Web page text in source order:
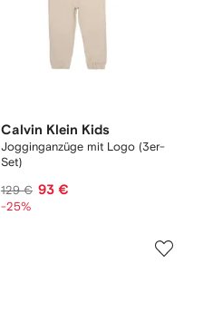
Calvin Klein Kids
Jogginganzüge mit Logo (3er-
Set)
129 € 93 €
-25%